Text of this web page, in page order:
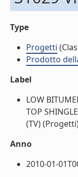
Type
Progetti
Prodotto
Label
LOW
TOP
(TV)
Anno
2010-01-